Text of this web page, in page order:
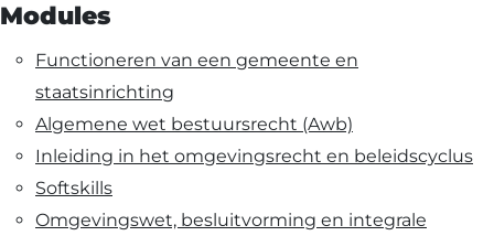
Modules
Functioneren van een gemeente en
staatsinrichting
Algemene wet bestuursrecht (Awb)
Inleiding in het omgevingsrecht en beleidscyclus
Softskills
Omgevingswet, besluitvorming en integrale